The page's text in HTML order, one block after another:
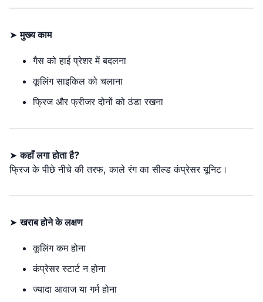
➤मुख्य काम
गैस को हाई प्रेशर में बदलना
कूलिंग साइकिल को चलाना
फ्रिज और फ्रीजर दोनों को ठंडा रखना
➤कहाँ लगा होता है?
फ्रिज के पीछे नीचे की तरफ, काले रंग का सील्ड कंप्रेसर यूनिट।
➤खराब होने के लक्षण
कूलिंग कम होना
कंप्रेसर स्टार्ट न होना
ज्यादा आवाज या गर्म होना